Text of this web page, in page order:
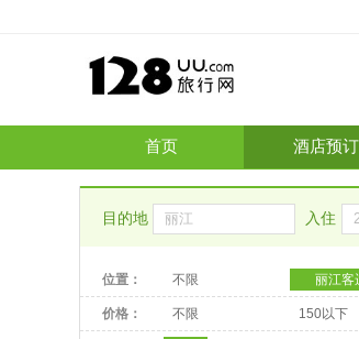
首页 酒店预订
目的地 入住
位置： 不限 丽江客
价格： 不限 150以下